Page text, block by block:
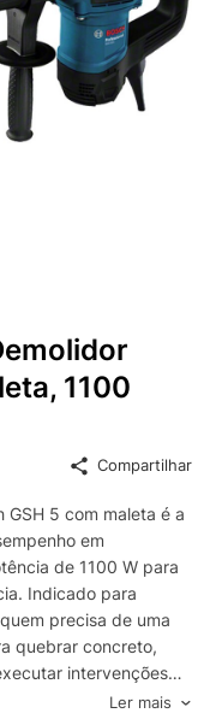
1100
Compartilhar
GSH 5 com maleta é a
em
de 1100 W para
Indicado para
precisa de uma
quebrar concreto,
intervenções
Ler mais